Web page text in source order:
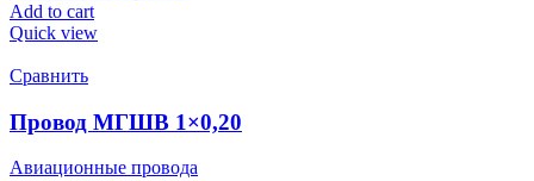
Add to cart
Quick view
Сравнить
Провод МГШВ 1×0,20
Авиационные провода